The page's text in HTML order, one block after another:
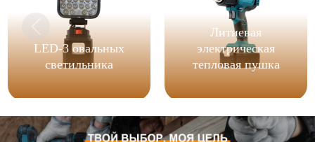
LED-3 овальных
светильника
Литиевая
электрическая
тепловая пушка